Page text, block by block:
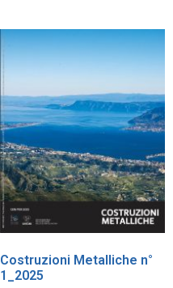
Costruzioni Metalliche n°
1_2025